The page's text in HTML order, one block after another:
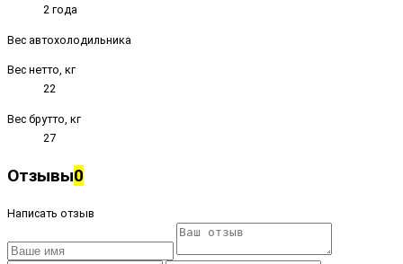
2 года
Вес автохолодильника
Вес нетто, кг
22
Вес брутто, кг
27
Отзывы0
Написать отзыв